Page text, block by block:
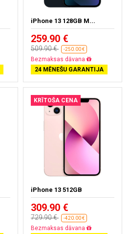
iPhone 13 128GB M...
259.90 €
509.90 € -250.00 €
Bezmaksas dāvana
24 MĒNEŠU GARANTIJA
KRĪTOŠA CENA
iPhone 13 512GB
309.90 €
729.90 € -420.00 €
Bezmaksas dāvana